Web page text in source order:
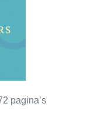
pagina’s